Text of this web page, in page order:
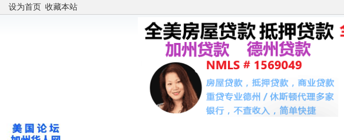
设为首页 收藏本站